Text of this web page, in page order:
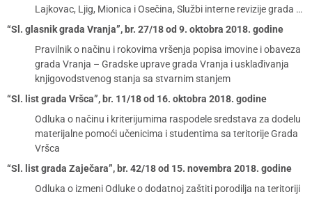
Lajkovac, Ljig, Mionica i Osečina, Službi interne revizije grada …
“Sl. glasnik grada Vranja”, br. 27/18 od 9. oktobra 2018. godine
Pravilnik o načinu i rokovima vršenja popisa imovine i obaveza
grada Vranja – Gradske uprave grada Vranja i usklađivanja
knjigovodstvenog stanja sa stvarnim stanjem
“Sl. list grada Vršca”, br. 11/18 od 16. oktobra 2018. godine
Odluka o načinu i kriterijumima raspodele sredstava za dodelu
materijalne pomoći učenicima i studentima sa teritorije Grada
Vršca
“Sl. list grada Zaječara”, br. 42/18 od 15. novembra 2018. godine
Odluka o izmeni Odluke o dodatnoj zaštiti porodilja na teritoriji